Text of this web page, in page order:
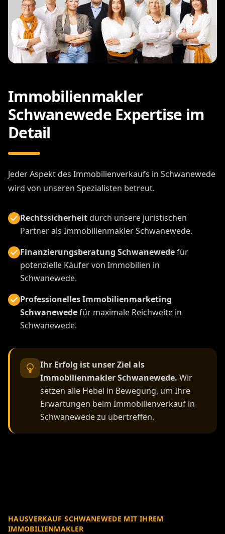
Immobilienmakler
Schwanewede Expertise im
Detail
Jeder Aspekt des Immobilienverkaufs in Schwanewede
wird von unseren Spezialisten betreut.
Rechtssicherheitdurch unsere juristischen
Partner als Immobilienmakler Schwanewede.
Finanzierungsberatung Schwanewedefür
potenzielle Käufer von Immobilien in
Schwanewede.
Professionelles Immobilienmarketing
Schwanewedefür maximale Reichweite in
Schwanewede.
Ihr Erfolg ist unser Ziel als
Immobilienmakler Schwanewede. Wir
setzen alle Hebel in Bewegung, um Ihre
Erwartungen beim Immobilienverkauf in
Schwanewede zu übertreffen.
HAUSVERKAUF SCHWANEWEDE MIT IHREM
IMMOBILIENMAKLER